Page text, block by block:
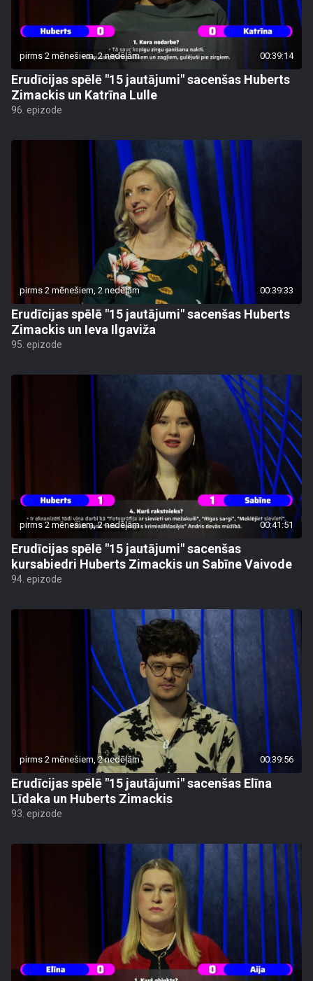
pirms 2 mēnešiem, 2 nedēļām 00:39:14
Erudīcijas spēlē "15 jautājumi" sacenšas Huberts
Zimackis un Katrīna Lulle
96. epizode
pirms 2 mēnešiem, 2 nedēļām 00:39:33
Erudīcijas spēlē "15 jautājumi" sacenšas Huberts
Zimackis un Ieva Ilgaviža
95. epizode
pirms 2 mēnešiem, 2 nedēļām 00:41:51
Erudīcijas spēlē "15 jautājumi" sacenšas
kursabiedri Huberts Zimackis un Sabīne Vaivode
94. epizode
pirms 2 mēnešiem, 2 nedēļām 00:39:56
Erudīcijas spēlē "15 jautājumi" sacenšas Elīna
Līdaka un Huberts Zimackis
93. epizode